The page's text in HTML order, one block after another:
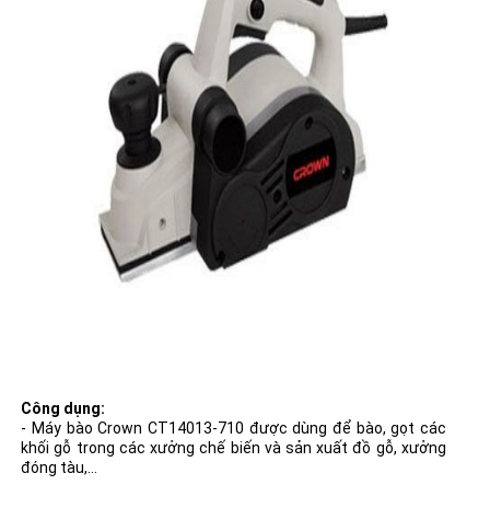
Công dụng:
- Máy bào Crown CT14013-710 được dùng để bào, gọt các
khối gỗ trong các xưởng chế biến và sản xuất đồ gỗ, xưởng
đóng tàu,...